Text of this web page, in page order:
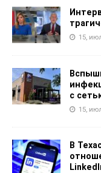
15,
с
15,
В